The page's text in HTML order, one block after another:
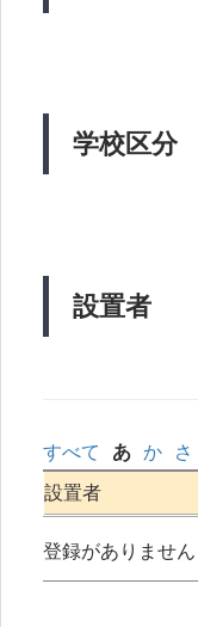
学校区分
設置者
すべて あ か さ
設置者
登録がありません